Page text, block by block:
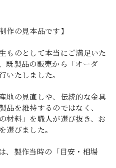
作の見本品です】
ものとして本当にご満足いた
既製品の販売から「オーダ
いたしました。
地の見直しや、伝統的な金具
品を維持するのではなく、
材料」を職人が選び抜き、お
選びました。
、製作当時の「目安・相場